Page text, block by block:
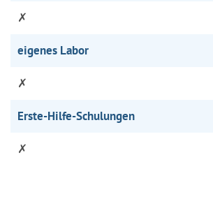
✗
eigenes Labor
✗
Erste-Hilfe-Schulungen
✗